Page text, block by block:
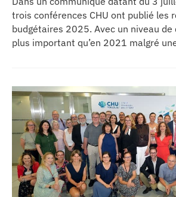
trois conférences CHU ont publié les
budgétaires 2025. Avec un niveau
plus important qu’en 2021 malgré